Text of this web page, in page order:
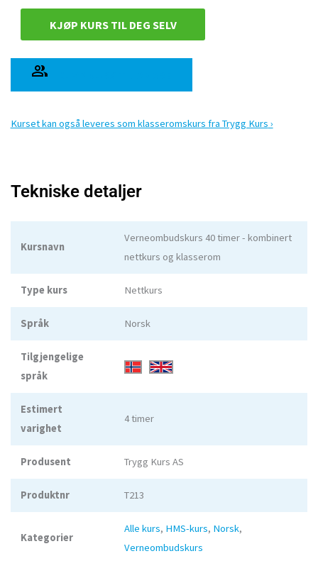
KJØP KURS TIL DEG SELV
Kurset kan også leveres som klasseromskurs fra Trygg Kurs
Tekniske detaljer
Kursnavn
Verneombudskurs 40 timer - kombinert
nettkurs og klasserom
Type kurs Nettkurs
Språk Norsk
Tilgjengelige
språk
Estimert
varighet
4 timer
Produsent Trygg Kurs AS
Produktnr T213
Kategorier
Alle kurs, HMS-kurs, Norsk,
Verneombudskurs